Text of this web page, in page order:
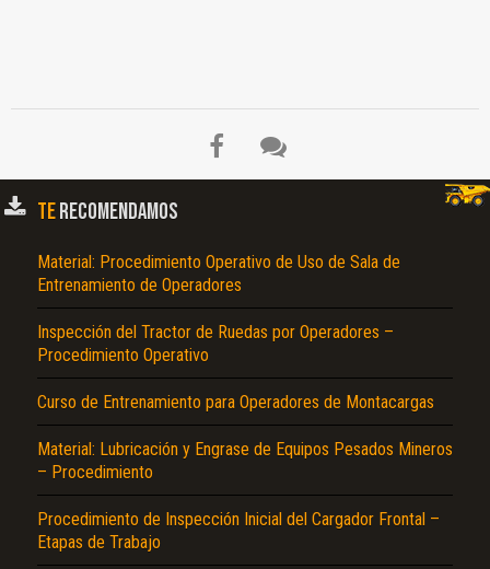
TERECOMENDAMOS
Material: Procedimiento Operativo de Uso de Sala de
Entrenamiento de Operadores
Inspección del Tractor de Ruedas por Operadores –
Procedimiento Operativo
Curso de Entrenamiento para Operadores de Montacargas
Material: Lubricación y Engrase de Equipos Pesados Mineros
– Procedimiento
Procedimiento de Inspección Inicial del Cargador Frontal –
Etapas de Trabajo
El Título es incorrecto según el contenido.
Texto o Imagen de portada son erróneos.